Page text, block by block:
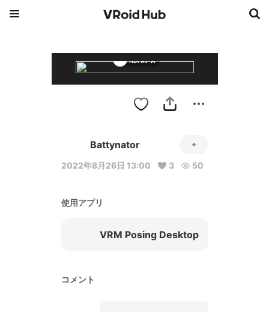
Not Mi-A
Battynator
2022年8月26日 13:00 3 50
使用アプリ
VRM Posing Desktop
コメント